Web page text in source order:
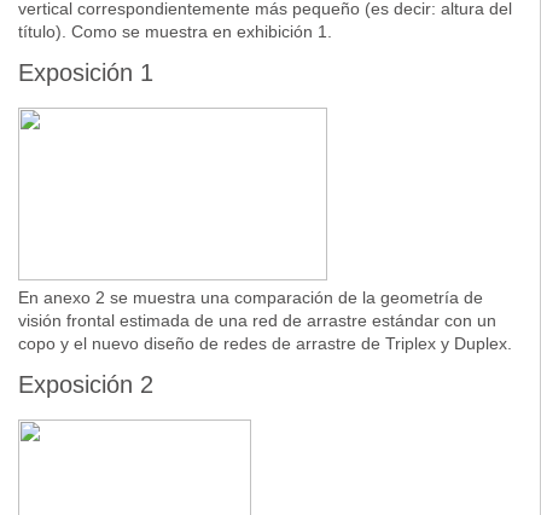
vertical correspondientemente más pequeño (es decir: altura del
título). Como se muestra en exhibición 1.
Exposición 1
En anexo 2 se muestra una comparación de la geometría de
visión frontal estimada de una red de arrastre estándar con un
copo y el nuevo diseño de redes de arrastre de Triplex y Duplex.
Exposición 2